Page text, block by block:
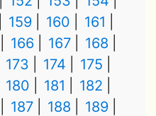
159 160
161
166 167
168
173 174
175
180 181
182
187 188
189